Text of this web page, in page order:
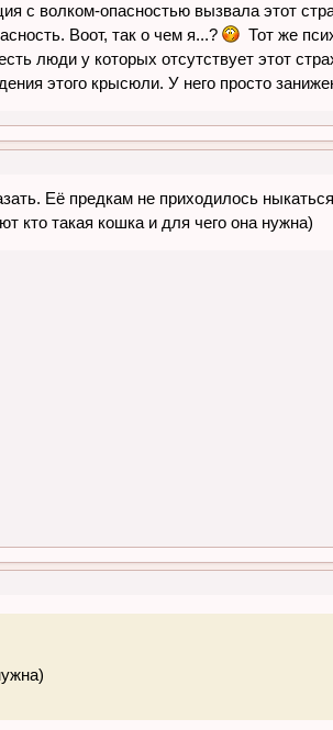
с волком-опасностью вызвала этот
Воот, так о чем я...?
Тот же
люди у которых отсутствует этот
этого крысюли. У него просто
Её предкам не приходилось
кто такая кошка и для чего она нужна)